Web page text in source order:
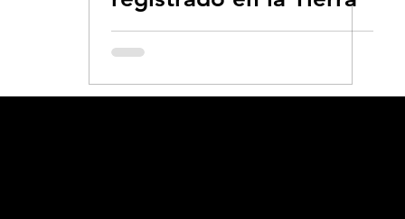
Consumismo Contaminadores: petróleo,
Colapso -Covid Decrecimiento/